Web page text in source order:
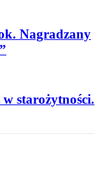
Nagradzany
starożytności.